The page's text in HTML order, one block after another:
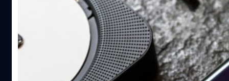
Meizu Zero มือถือที่ “ไม่มีรู” ไร้สายแทบทุก
อย่าง ไม่มีแม้กระทั่ง “ช่องชาร์จแบต”
Meizu บริษัทผู้ผลิตมือถือจากจีน ได้เปิดตัวมือถือที่เรียกได้ว่า
ไร้สายอย่างแท้จริง ภายใต้ชื่อรุ่น "Meizu Zero" ซึ่งการ
ออกแบบภาพนอกนั้นจะพบว่า "ไม่มีติ่ง" และก็มีจุดขายที่เด่น